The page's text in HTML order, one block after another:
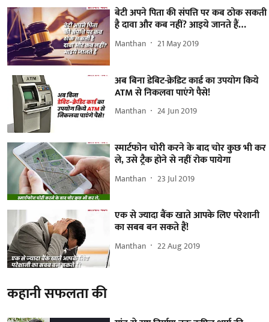
बेटी अपने पिता की संपत्ति पर कब ठोक सकती
है दावा और कब नहीं? आइये जानते हैं…
Manthan 21 May 2019
अब बिना डेबिट-क्रेडिट कार्ड का उपयोग किये
ATM से निकलवा पाएंगे पैसे!
Manthan 24 Jun 2019
स्मार्टफोन चोरी करने के बाद चोर कुछ भी कर
ले, उसे ट्रैक होने से नहीं रोक पायेगा
Manthan 23 Jul 2019
एक से ज्यादा बैंक खाते आपके लिए परेशानी
का सबब बन सकते हैं!
Manthan 22 Aug 2019
कहानी सफलता की